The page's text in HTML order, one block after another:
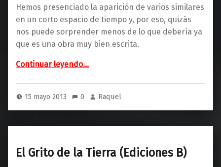
Hemos presenciado la aparición de varios similares
en un corto espacio de tiempo y, por eso, quizás
nos puede sorprender menos de lo que debería ya
que es una obra muy bien escrita.
Continuar leyendo…
15 mayo 2013 0 Raquel
El Grito de la Tierra (Ediciones B)